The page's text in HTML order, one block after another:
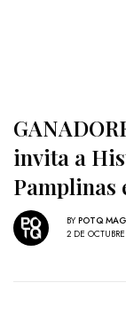
invita a
Pamplinas
BY POTQ
2 DE